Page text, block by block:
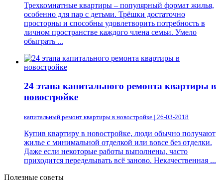
Трехкомнатные квартиры – популярный формат жилья,
особенно для пар с детьми. Трёшки достаточно
просторны и способны удовлетворить потребность в
личном пространстве каждого члена семьи. Умело
обыграть ...
24 этапа капитального ремонта квартиры в
новостройке
капитальный ремонт квартиры в новостройке | 26-03-2018
Купив квартиру в новостройке, люди обычно получают
жилье с минимальной отделкой или вовсе без отделки.
Даже если некоторые работы выполнены, часто
приходится переделывать всё заново. Некачественная ...
Полезные советы